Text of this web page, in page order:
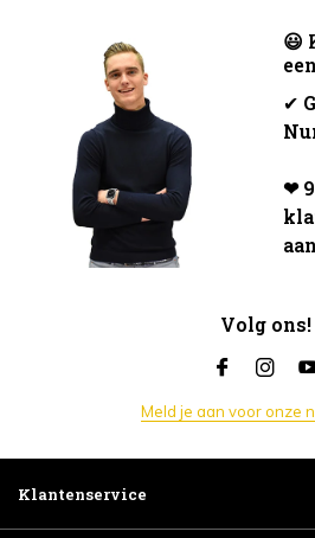
😃
✔
❤
aan
Volg ons!
Meld je aan voor onze
Klantenservice